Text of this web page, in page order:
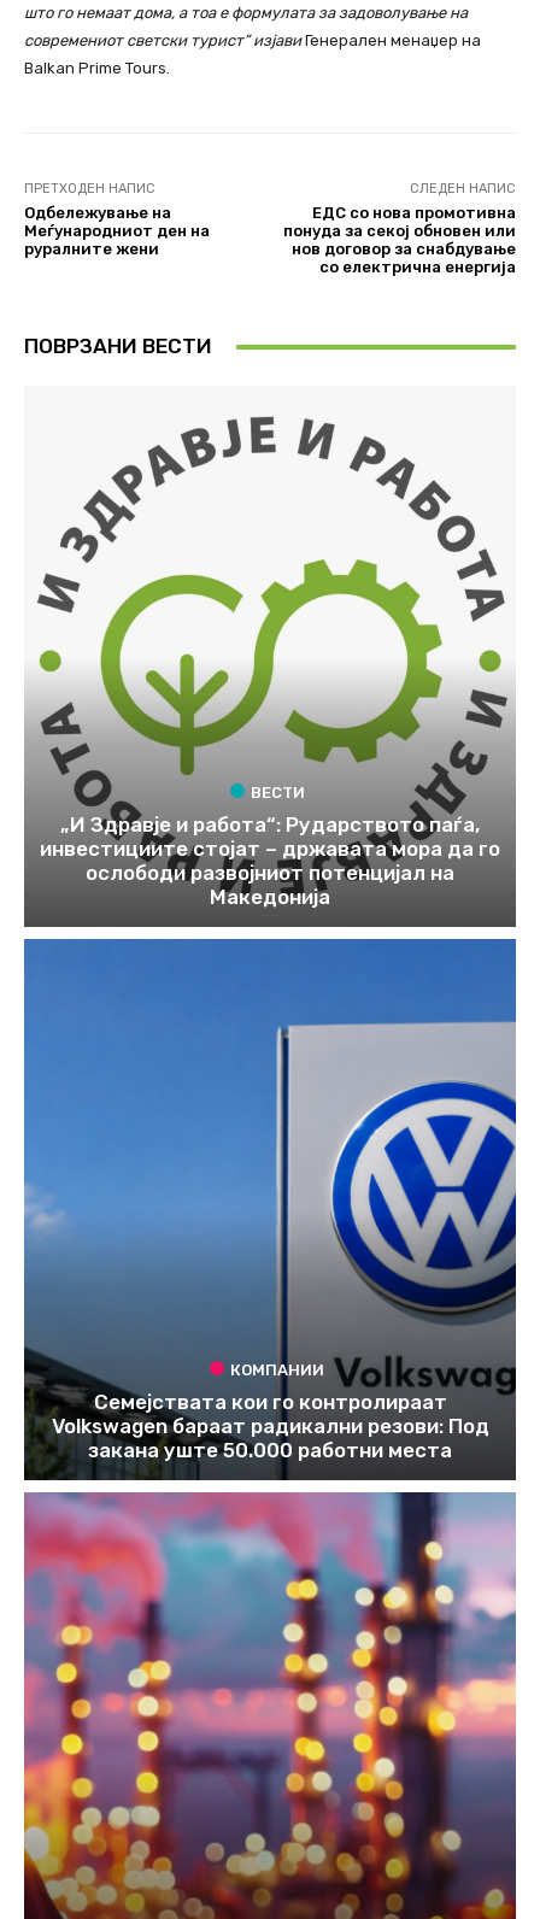
што го немаат дома, а тоа е формулата за задоволување на
современиот светски турист”изјавиГенерален менаџер на
Balkan Prime Tours.
ПРЕТХОДЕН НАПИС
Одбележување на
Меѓународниот ден на
руралните жени
СЛЕДЕН НАПИС
ЕДС со нова промотивна
понуда за секој обновен или
нов договор за снабдување
со електрична енергија
ПОВРЗАНИ ВЕСТИ
ВЕСТИ
„И Здравје и работа“: Рударството паѓа,
инвестициите стојат – државата мора да го
ослободи развојниот потенцијал на
Македонија
КОМПАНИИ
Семејствата кои го контролираат
Volkswagen бараат радикални резови: Под
закана уште 50.000 работни места